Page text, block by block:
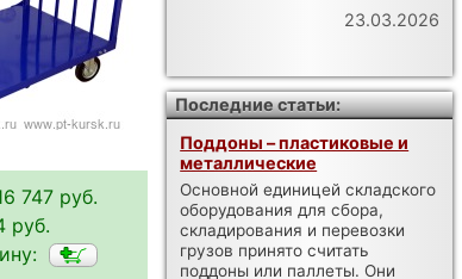
747 руб.
руб.
23.03.2026
Последние статьи:
Поддоны – пластиковые и
металлические
Основной единицей складского
оборудования для сбора,
складирования и перевозки
грузов принято считать
поддоны или паллеты. Они